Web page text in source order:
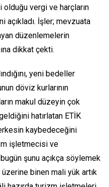
olduğu vergi ve harçların
açıkladı. İşler; mevzuata
düzenlemelerin
dikkat çekti.
yeni bedeller
döviz kurlarının
makul düzeyin çok
hatırlatan ETİK
kaybedeceğini
işletmecisi ve
şunu açıkça söylemek
binen mali yük artık